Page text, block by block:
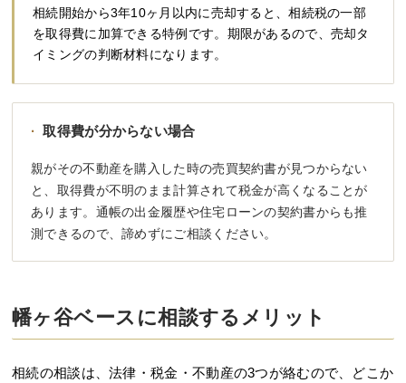
相続開始から3年10ヶ月以内に売却すると、相続税の一部
を取得費に加算できる特例です。期限があるので、売却タ
イミングの判断材料になります。
· 取得費が分からない場合
親がその不動産を購入した時の売買契約書が見つからない
と、取得費が不明のまま計算されて税金が高くなることが
あります。通帳の出金履歴や住宅ローンの契約書からも推
測できるので、諦めずにご相談ください。
幡ヶ谷ベースに相談するメリット
相続の相談は、法律・税金・不動産の3つが絡むので、どこか